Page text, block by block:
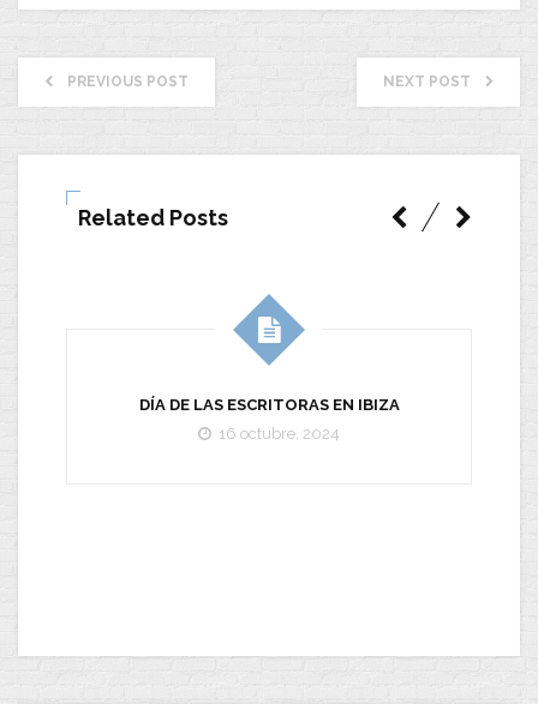
PREVIOUS POST NEXT POST
Related Posts
DÍA DE LAS ESCRITORAS EN IBIZA
16 octubre, 2024